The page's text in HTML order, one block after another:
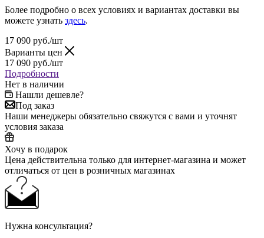
Более подробно о всех условиях и вариантах доставки вы
можете узнать здесь.
17 090 руб./шт
Варианты цен
17 090 руб./шт
Подробности
Нет в наличии
Нашли дешевле?
Под заказ
Наши менеджеры обязательно свяжутся с вами и уточнят
условия заказа
Хочу в подарок
Цена действительна только для интернет-магазина и может
отличаться от цен в розничных магазинах
Нужна консультация?